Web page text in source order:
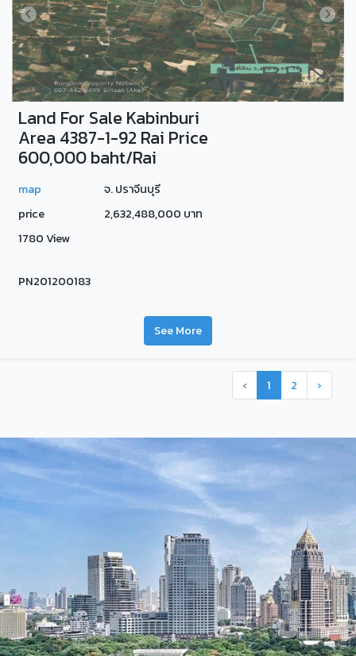
Land For Sale Kabinburi
Area 4387-1-92 Rai Price
600,000 baht/Rai
map
จ. ปราจีนบุรี
price
2,632,488,000 บาท
1780 View
PN201200183
See More
‹ 1 2 ›